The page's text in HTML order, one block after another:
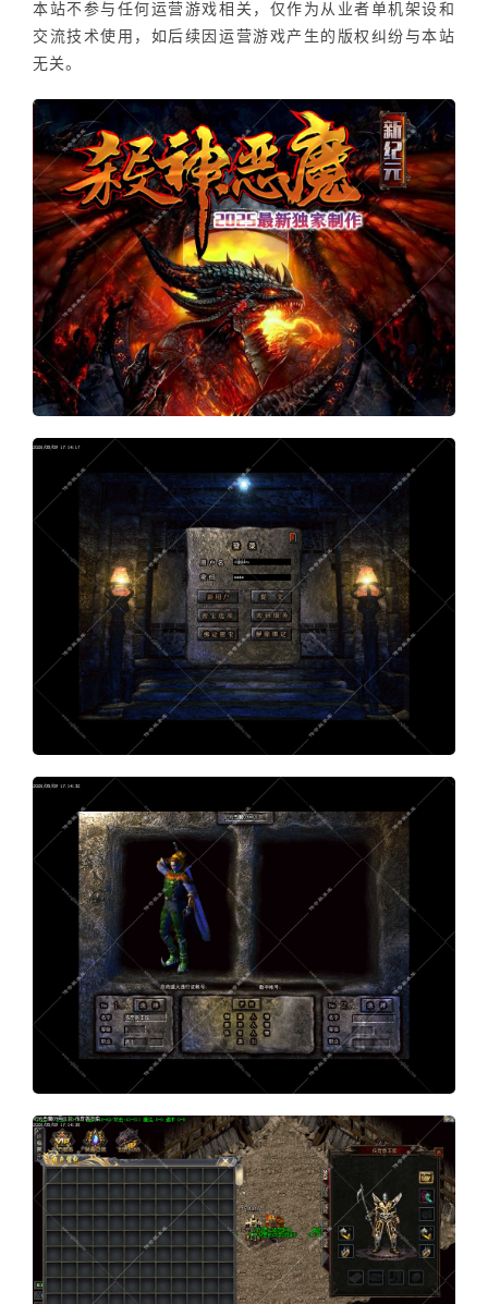
本站不参与任何运营游戏相关，仅作为从业者单机架设和
交流技术使用，如后续因运营游戏产生的版权纠纷与本站
无关。